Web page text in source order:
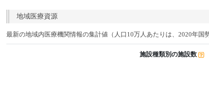
地域医療資源
最新の地域内医療機関情報の集計値（人口10万人あたりは、2020年国
施設種類別の施設数